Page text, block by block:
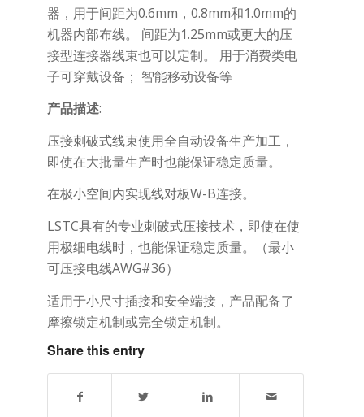
器，用于间距为0.6mm，0.8mm和1.0mm的
机器内部布线。 间距为1.25mm或更大的压
接型连接器线束也可以定制。 用于消费类电
子可穿戴设备； 智能移动设备等
产品描述:
压接刺破式线束使用全自动设备生产加工，
即使在大批量生产时也能保证稳定质量。
在极小空间内实现线对板W-B连接。
LSTC具有的专业刺破式压接技术，即使在使
用极细电线时，也能保证稳定质量。（最小
可压接电线AWG#36）
适用于小尺寸插接和安全端接，产品配备了
摩擦锁定机制或完全锁定机制。
Share this entry